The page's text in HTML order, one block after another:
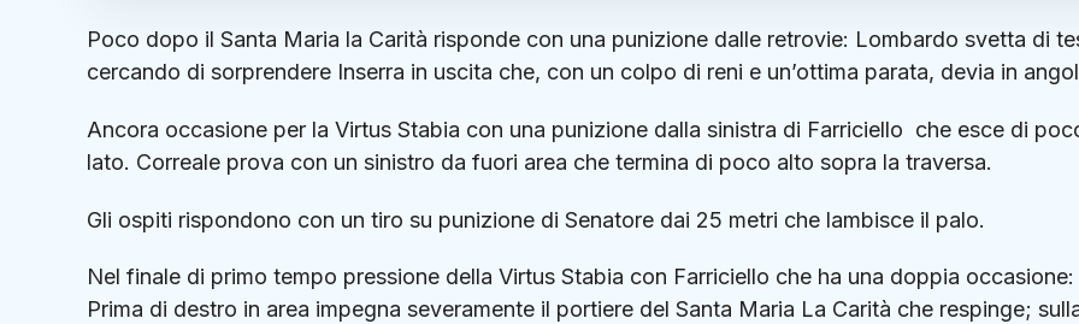
Poco dopo il Santa Maria la Carità risponde con una punizione dalle retrovie: Lombardo svetta di
cercando di sorprendere Inserra in uscita che, con un colpo di reni e un’ottima parata, devia in
Ancora occasione per la Virtus Stabia con una punizione dalla sinistra di Farriciello che esce di
lato. Correale prova con un sinistro da fuori area che termina di poco alto sopra la traversa.
Gli ospiti rispondono con un tiro su punizione di Senatore dai 25 metri che lambisce il palo.
Nel finale di primo tempo pressione della Virtus Stabia con Farriciello che ha una doppia occasione:
Prima di destro in area impegna severamente il portiere del Santa Maria La Carità che respinge;